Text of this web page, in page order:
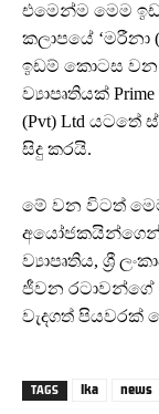
එමෙන්ම මෙම ඉඩම
කලාපයේ ‘මරීනා
ඉඩම් කොටස වන
ව්‍යාපෘතියක්
(Pvt) Ltd යටතේ
සිදු කරයි.
මේ වන විටත්
අයෝජකයින්ගෙන්
ව්‍යාපෘතිය, ශ්‍රී
ජීවන රටාවන්ගේ
වැදගත් පියවරක්
TAGS lka news